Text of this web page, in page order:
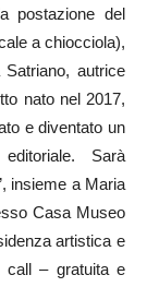
postazione del
a chiocciola),
autrice
nato nel 2017,
e diventato un
Sarà
insieme a Maria
Casa Museo
artistica e
call – gratuita e